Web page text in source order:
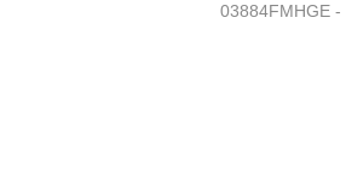
03884FMHGE -